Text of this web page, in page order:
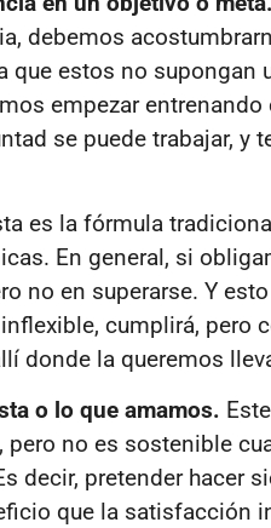
debemos
que estos no supongan
empezar
se puede trabajar, y
es la fórmula
En general, si
no en superarse. Y
cumplirá, pero
donde la queremos
o lo que amamos.
no es sostenible
decir, pretender hacer
que la satisfacción